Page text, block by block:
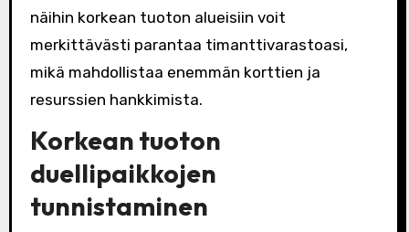
näihin korkean tuoton alueisiin voit
merkittävästi parantaa timanttivarastoasi,
mikä mahdollistaa enemmän korttien ja
resurssien hankkimista.
Korkean tuoton
duellipaikkojen
tunnistaminen